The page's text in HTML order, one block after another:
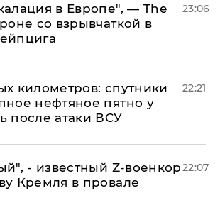
в Европе", — The
со взрывчаткой в
23:06
километров: спутники
нефтяное пятно у
после атаки ВСУ
22:21
- известный Z-военкор
Кремля в провале
22:07